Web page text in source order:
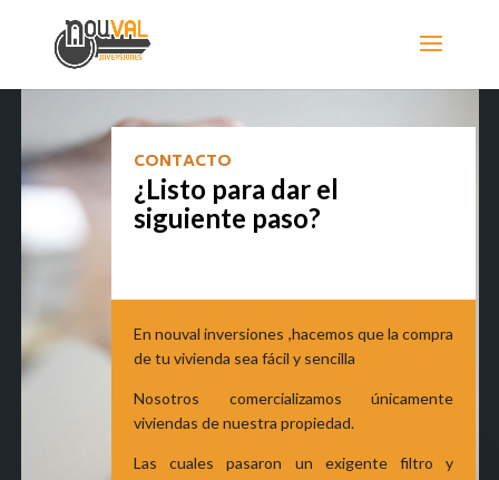
CONTACTO
¿Listo para dar el
siguiente paso?
En nouval inversiones ,hacemos que la compra
de tu vivienda sea fácil y sencilla
Nosotros comercializamos únicamente
viviendas de nuestra propiedad.
Las cuales pasaron un exigente filtro y